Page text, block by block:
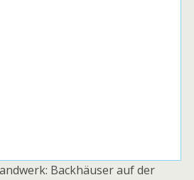
Backhäuser auf der